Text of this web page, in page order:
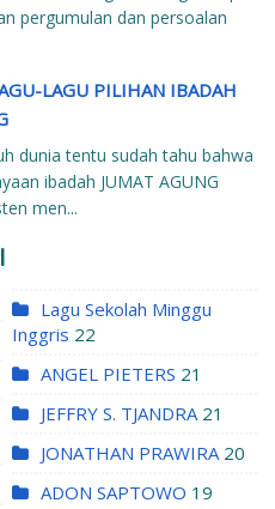
pergumulan dan persoalan
LAGU PILIHAN IBADAH
dunia tentu sudah tahu bahwa
ibadah JUMAT AGUNG
men...
Lagu Sekolah Minggu
Inggris 22
ANGEL PIETERS 21
JEFFRY S. TJANDRA 21
JONATHAN PRAWIRA 20
ADON SAPTOWO 19